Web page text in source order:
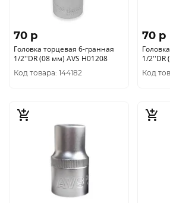
70 p
Головка торцевая 6-гранная
1/2''DR (08 мм) AVS H01208
Код товара: 144182
70 p
1/2''DR
Код